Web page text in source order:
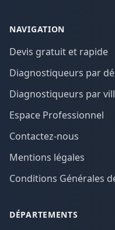
NAVIGATION
Devis gratuit et rapide
Diagnostiqueurs par
Diagnostiqueurs par
Espace Professionnel
Contactez-nous
Mentions légales
Conditions Générales
DÉPARTEMENTS